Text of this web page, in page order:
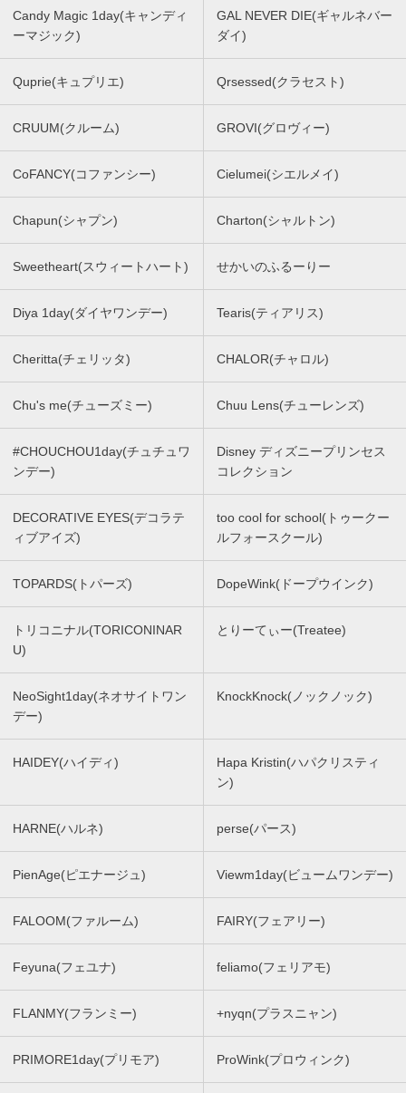
Candy Magic 1day(キャンディ
ーマジック)
GAL NEVER DIE(ギャルネバー
ダイ)
Quprie(キュプリエ) Qrsessed(クラセスト)
CRUUM(クルーム) GROVI(グロヴィー)
CoFANCY(コファンシー) Cielumei(シエルメイ)
Chapun(シャプン) Charton(シャルトン)
Sweetheart(スウィートハート) せかいのふるーりー
Diya 1day(ダイヤワンデー) Tearis(ティアリス)
Cheritta(チェリッタ) CHALOR(チャロル)
Chu's me(チューズミー) Chuu Lens(チューレンズ)
#CHOUCHOU1day(チュチュワ
ンデー)
Disney ディズニープリンセス
コレクション
DECORATIVE EYES(デコラテ
ィブアイズ)
too cool for school(トゥークー
ルフォースクール)
TOPARDS(トパーズ) DopeWink(ドープウインク)
トリコニナル(TORICONINAR
U)
とりーてぃー(Treatee)
NeoSight1day(ネオサイトワン
デー)
KnockKnock(ノックノック)
HAIDEY(ハイディ)
Hapa Kristin(ハパクリスティ
ン)
HARNE(ハルネ) perse(パース)
PienAge(ピエナージュ) Viewm1day(ビュームワンデー)
FALOOM(ファルーム) FAIRY(フェアリー)
Feyuna(フェユナ) feliamo(フェリアモ)
FLANMY(フランミー) +nyqn(プラスニャン)
PRIMORE1day(プリモア) ProWink(プロウィンク)